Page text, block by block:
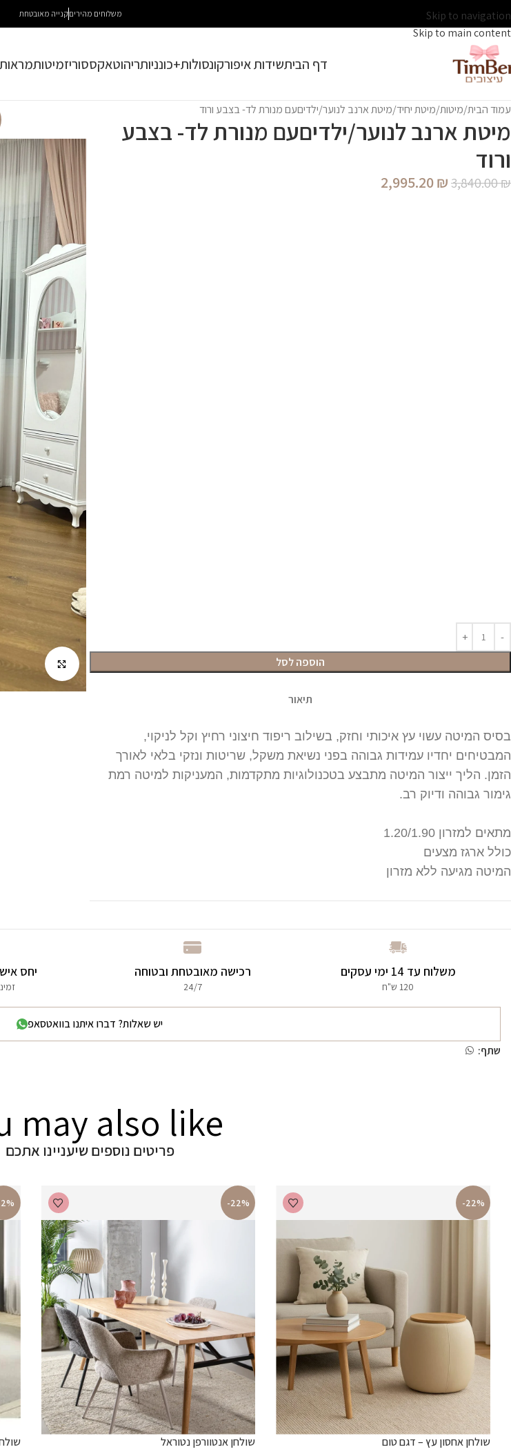
Skip to navigation
Skip to main content
משלוחים מהיריםקנייה מאובטחת
דף הביתשידות איפורקונסולות+כונניותריהוטאקססוריזמיטות
עמוד הבית מיטות מיטת יחיד מיטת ארנב לנוער/ילדיםעם מנורת לד- בצבע ורוד
מיטת ארנב לנוער/ילדיםעם מנורת לד- בצבע
ורוד
3,840.00₪
2,995.20₪
הוספה לסל
תיאור
בסיס המיטה עשוי עץ איכותי וחזק, בשילוב ריפוד חיצוני רחיץ וקל לניקוי,
המבטיחים יחדיו עמידות גבוהה בפני נשיאת משקל, שריטות ונזקי בלאי לאורך
הזמן. הליך ייצור המיטה מתבצע בטכנולוגיות מתקדמות, המעניקות למיטה רמת
גימור גבוהה ודיוק רב.
מתאים למזרון 1.20/1.90
כולל ארגז מצעים
המיטה מגיעה ללא מזרון
לחץ להגדלה
משלוח עד 14 ימי עסקים
120 ש"ח
רכישה מאובטחת ובטוחה
24/7
יחס
יש שאלות? דברו איתנו בוואטסאפ
שתף:
may also like
פריטים נוספים שיעניינו אתכם
-22%
שולחן אחסון עץ – דגם טום
-22%
שולחן אנטוורפן נטוראל